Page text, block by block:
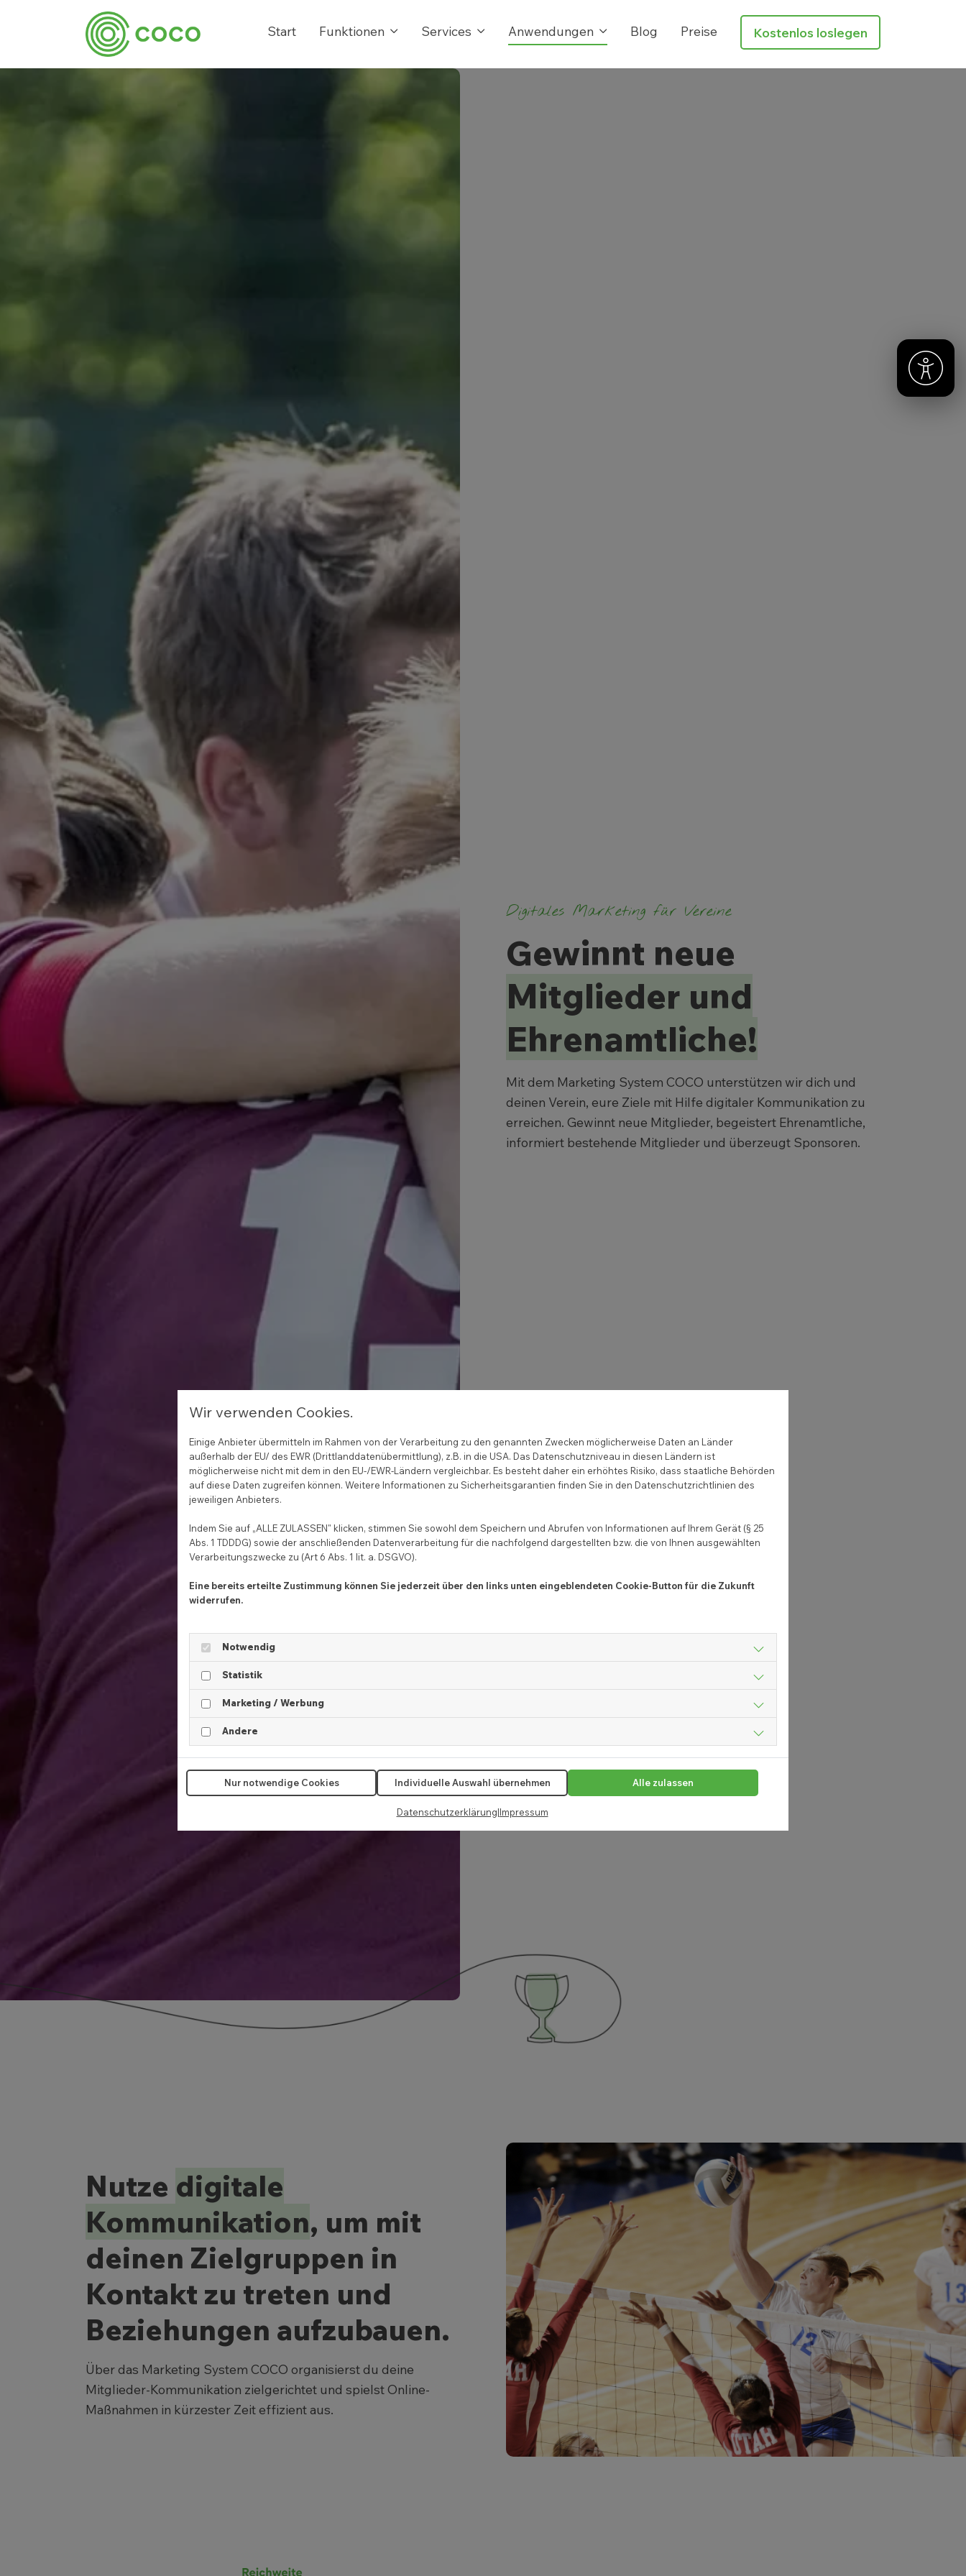
Start Funktionen Services Anwendungen Blog Preise Kostenlos loslegen
Digitales Marketing für Vereine
Gewinnt neue
Mitglieder und
Ehrenamtliche!
Mit dem Marketing System COCO unterstützen wir dich und
deinen Verein, eure Ziele mit Hilfe digitaler Kommunikation zu
erreichen. Gewinnt neue Mitglieder, begeistert Ehrenamtliche,
informiert bestehende Mitglieder und überzeugt Sponsoren.
Nutze digitale
Kommunikation, um mit
deinen Zielgruppen in
Kontakt zu treten und
Beziehungen aufzubauen.
Über das Marketing System COCO organisierst du deine
Mitglieder-Kommunikation zielgerichtet und spielst Online-
Maßnahmen in kürzester Zeit effizient aus.
Wir verwenden Cookies.
Einige Anbieter übermitteln im Rahmen von der Verarbeitung zu den genannten Zwecken möglicherweise Daten an Länder
außerhalb der EU/ des EWR (Drittlanddatenübermittlung), z.B. in die USA. Das Datenschutzniveau in diesen Ländern ist
möglicherweise nicht mit dem in den EU-/EWR-Ländern vergleichbar. Es besteht daher ein erhöhtes Risiko, dass staatliche Behörden
auf diese Daten zugreifen können. Weitere Informationen zu Sicherheitsgarantien finden Sie in den Datenschutzrichtlinien des
jeweiligen Anbieters.
Indem Sie auf „ALLE ZULASSEN" klicken, stimmen Sie sowohl dem Speichern und Abrufen von Informationen auf Ihrem Gerät (§ 25
Abs. 1 TDDDG) sowie der anschließenden Datenverarbeitung für die nachfolgend dargestellten bzw. die von Ihnen ausgewählten
Verarbeitungszwecke zu (Art 6 Abs. 1 lit. a. DSGVO).
Eine bereits erteilte Zustimmung können Sie jederzeit über den links unten eingeblendeten Cookie-Button für die Zukunft
widerrufen.
Notwendig
Statistik
Marketing / Werbung
Andere
Datenschutzerklärung|Impressum
Nur notwendige Cookies Individuelle Auswahl übernehmen Alle zulassen